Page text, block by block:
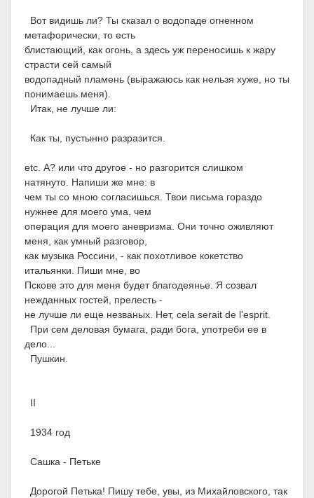
Вот видишь ли? Ты сказал о водопаде огненном
метафорически, то есть
блистающий, как огонь, а здесь уж переносишь к жару
страсти сей самый
водопадный пламень (выражаюсь как нельзя хуже, но ты
понимаешь меня).
Итак, не лучше ли:
Как ты, пустынно разразится.
etc. А? или что другое - но разгорится слишком
натянуто. Напиши же мне: в
чем ты со мною согласишься. Твои письма гораздо
нужнее для моего ума, чем
операция для моего аневризма. Они точно оживляют
меня, как умный разговор,
как музыка Россини, - как похотливое кокетство
итальянки. Пиши мне, во
Пскове это для меня будет благодеянье. Я созвал
нежданных гостей, прелесть -
не лучше ли еще незваных. Нет, cela serait de l'esprit.
При сем деловая бумага, ради бога, употреби ее в
дело...
Пушкин.
II
1934 год
Сашка - Петьке
Дорогой Петька! Пишу тебе, увы, из Михайловского, так